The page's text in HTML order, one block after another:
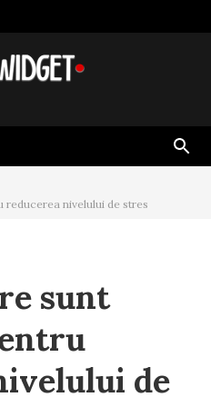
reducerea nivelului de stres
sunt
de